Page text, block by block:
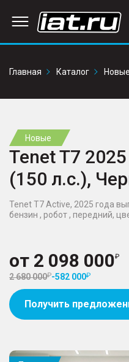
Главная
Каталог Новые
Новые
Tenet T7
(150 л.с.),
Tenet T7 Active, 2025 года
бензин , робот , передний,
от 2 098 000
2 680 000 -582 000
Получить